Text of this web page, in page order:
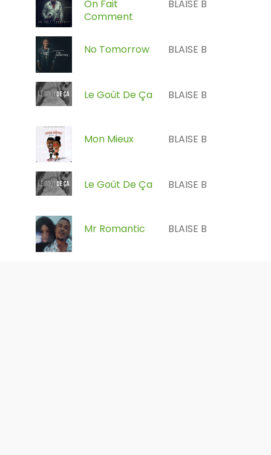
On Fait
Comment
BLAISE B
No Tomorrow BLAISE B
Le Goût De Ça BLAISE B
Mon Mieux BLAISE B
Le Goût De Ça BLAISE B
Mr Romantic BLAISE B